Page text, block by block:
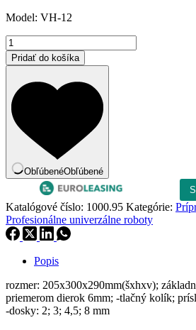
bola:
Model: VH-12
množstvo
Mlynček
na
Pridať do košíka
ObľúbenéObľúbené
Katalógové číslo: 1000.95 Kategórie:
Profesionálne univerzálne roboty
Popis
rozmer: 205x300x290mm(šxhxv);
priemerom dierok 6mm; -tlačný kolík;
-dosky: 2; 3; 4,5; 8 mm